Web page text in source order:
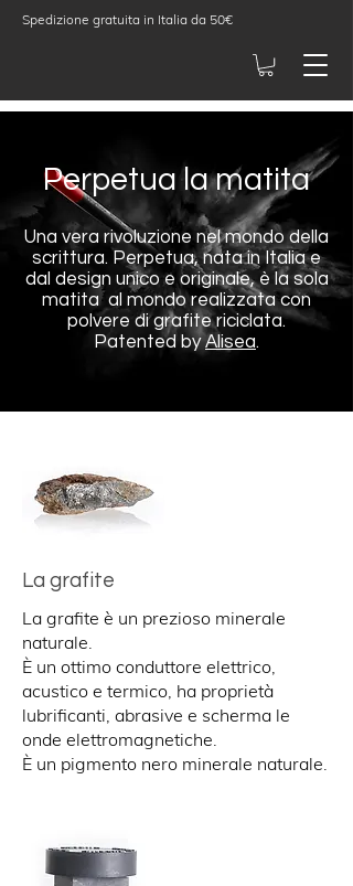
Spedizione gratuita in Italia da 50€
Perpetua la matita
Una vera rivoluzione nel mondo della
scrittura. Perpetua, nata in Italia e
dal design unico e originale, è la sola
matita al mondo realizzata con
polvere di grafite riciclata.
Patented byAlisea.
La grafite
La grafite è un prezioso minerale
naturale.
È un ottimo conduttore elettrico,
acustico e termico, ha proprietà
lubrificanti, abrasive e scherma le
onde elettromagnetiche.
È un pigmento nero minerale naturale.